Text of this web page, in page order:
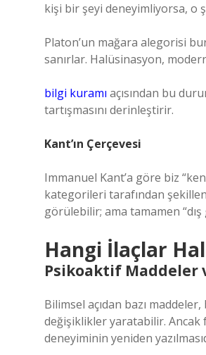
kişi bir şeyi deneyimliyorsa, o
Platon’un mağara alegorisi
sanırlar. Halüsinasyon,
bilgi kuramı açısından bu
tartışmasını derinleştirir.
Kant’ın Çerçevesi
Immanuel Kant’a göre biz
kategorileri tarafından
görülebilir; ama tamamen
Hangi İlaçlar
Psikoaktif Maddeler
Bilimsel açıdan bazı
değişiklikler yaratabilir. Ancak
deneyiminin yeniden